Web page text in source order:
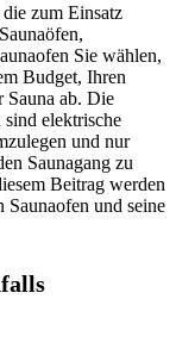
zum Einsatz
Sie wählen,
Budget, Ihren
Sauna ab. Die
sind elektrische
und nur
Saunagang zu
Beitrag werden
und seine